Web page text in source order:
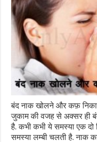
बंद नाक खोलने और कफ़
जुकाम की वजह से अक्सर ही
है. कभी कभी ये समस्या एक दो
समस्या लम्बी चलती है. नाक